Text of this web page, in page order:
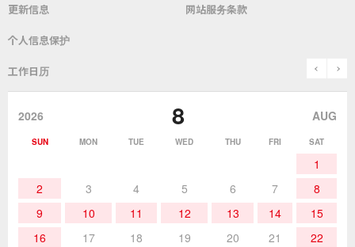
自动送锡装置 焊嘴温度计／电烙铁综合测试仪
作业用材料 热加工
作业辅助工具
常见问题 综合目录
公司简介 社长致辞
更新信息 网站服务条款
个人信息保护
工作日历 prev
2026 8 AUG
SUN MON TUE WED THU FRI SAT
1
2
3 4 5 6 7
8
9
10 11 12 13 14
15
16
17 18 19 20 21
22